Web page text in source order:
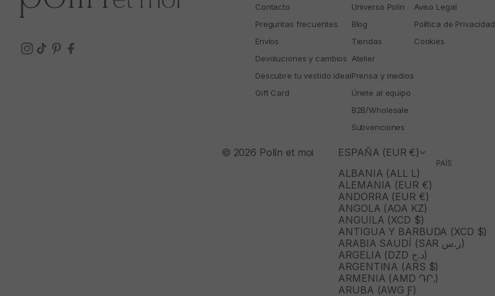
Contacto
Preguntas frecuentes
Envíos
Devoluciones y cambios
Descubre tu vestido ideal
Gift Card
Universo Polín
Blog
Tiendas
Atelier
Prensa y medios
Únete al equipo
B2B/Wholesale
Subvenciones
Aviso Legal
Política de Privacidad
Cookies
ESPAÑA (EUR €)
PAÍS
ALBANIA (ALL L)
ALEMANIA (EUR €)
ANDORRA (EUR €)
ANGOLA (AOA KZ)
ANGUILA (XCD $)
ANTIGUA Y BARBUDA (XCD $)
ARABIA SAUDÍ (SAR ر.س)
ARGELIA (DZD د.ج)
ARGENTINA (ARS $)
ARMENIA (AMD ԴՐ.)
ARUBA (AWG Ƒ)
© 2026 Polín et moi